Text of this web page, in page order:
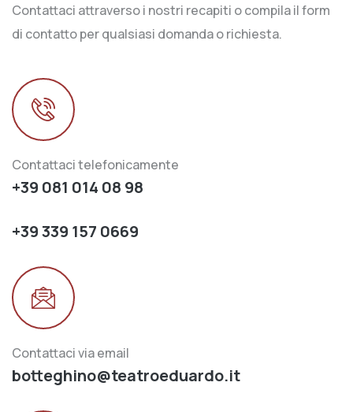
Contattaci attraverso i nostri recapiti o compila il form
di contatto per qualsiasi domanda o richiesta.
Contattaci telefonicamente
+39 081 014 08 98
+39 339 157 0669
Contattaci via email
botteghino@teatroeduardo.it